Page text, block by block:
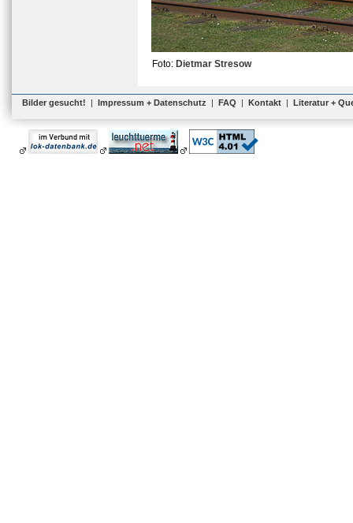
Foto: Dietmar Stresow
Bilder gesucht! | Impressum + Datenschutz | FAQ | Kontakt | Literatur +